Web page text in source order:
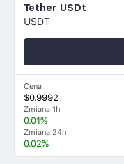
Tether USDt
USDT
Cena
$0.9992
Zmiana 1h
0.01%
Zmiana 24h
0.02%